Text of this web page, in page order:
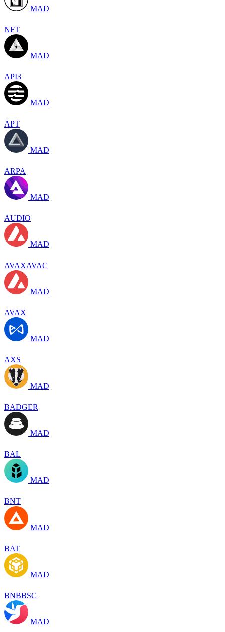
MAD
NFT
MAD
API3
MAD
APT
MAD
ARPA
MAD
AUDIO
MAD
AVAXAVAC
MAD
AVAX
MAD
AXS
MAD
BADGER
MAD
BAL
MAD
BNT
MAD
BAT
MAD
BNBBSC
MAD